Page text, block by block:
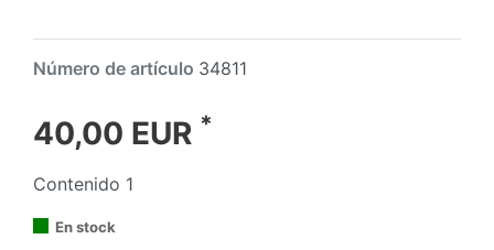
Número de artículo 34811
40,00 EUR *
Contenido 1
En stock